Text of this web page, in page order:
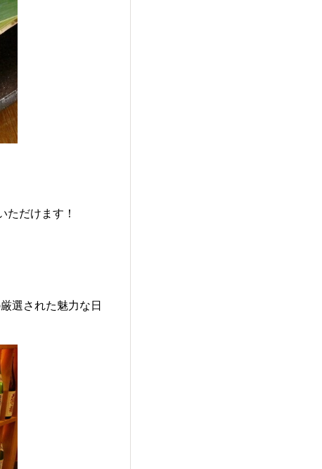
だけます！
選された魅力な日